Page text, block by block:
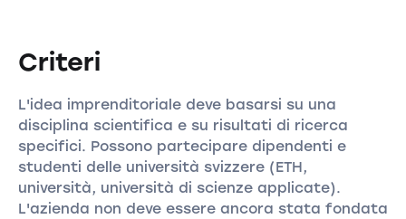
Criteri
L'idea imprenditoriale deve basarsi su una
disciplina scientifica e su risultati di ricerca
specifici. Possono partecipare dipendenti e
studenti delle università svizzere (ETH,
università, università di scienze applicate).
L'azienda non deve essere ancora stata fondata